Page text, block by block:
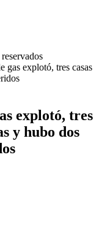
explotó, tres casas
explotó, tres
y hubo dos